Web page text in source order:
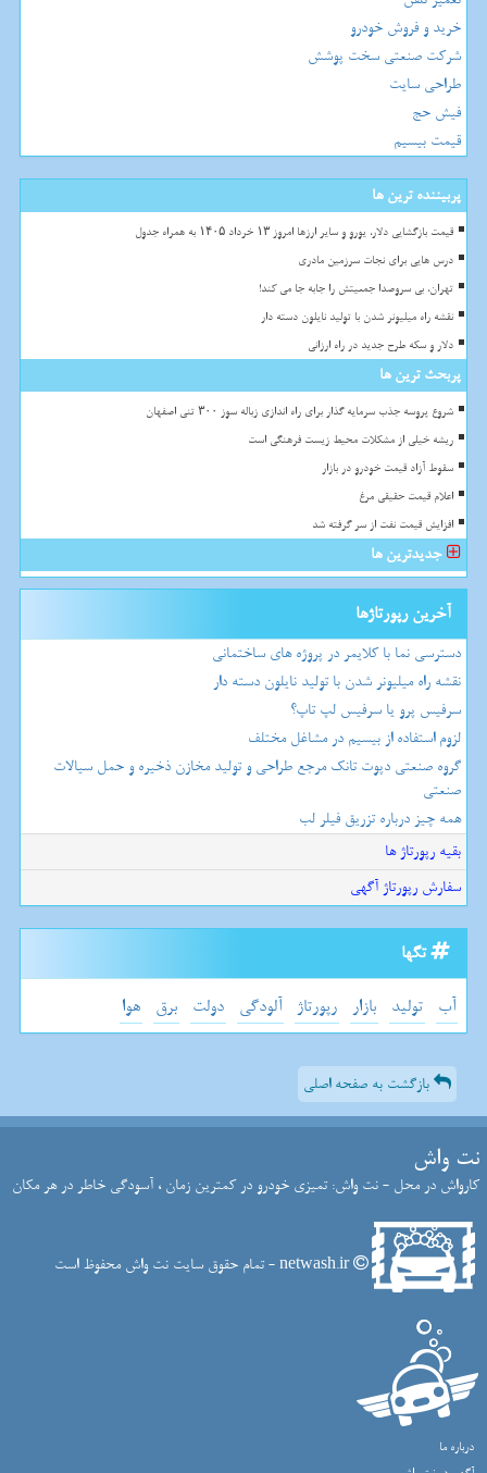
خرید و فروش خودرو
شرکت صنعتی سخت پوشش
طراحی سایت
فیش حج
قیمت بیسیم
پربیننده ترین ها
قیمت بازگشایی دلار، یورو و سایر ارزها امروز ۱۳ خرداد ۱۴۰۵ به همراه جدول
درس هایی برای نجات سرزمین مادری
تهران، بی سروصدا جمعیتش را جابه جا می کند!
نقشه راه میلیونر شدن با تولید نایلون دسته دار
دلار و سکه طرح جدید در راه ارزانی
پربحث ترین ها
شروع پروسه جذب سرمایه گذار برای راه اندازی زباله سوز ۳۰۰ تنی اصفهان
ریشه خیلی از مشکلات محیط زیست فرهنگی است
سقوط آزاد قیمت خودرو در بازار
اعلام قیمت حقیقی مرغ
افزایش قیمت نفت از سر گرفته شد
جدیدترین ها
آخرین رپورتاژها
دسترسی نما با کلایمر در پروژه های ساختمانی
نقشه راه میلیونر شدن با تولید نایلون دسته دار
سرفیس پرو یا سرفیس لپ تاپ؟
لزوم استفاده از بیسیم در مشاغل مختلف
گروه صنعتی دپوت تانک مرجع طراحی و تولید مخازن ذخیره و حمل سیالات
صنعتی
همه چیز درباره تزریق فیلر لب
بقیه رپورتاژ ها
سفارش رپورتاژ آگهی
تگها
آب تولید بازار رپورتاژ آلودگی دولت برق هوا
بازگشت به صفحه اصلی
نت واش
کارواش در محل - نت واش: تمیزی خودرو در کمترین زمان ، آسودگی خاطر در هر مکان
netwash.ir - تمام حقوق سایت نت واش محفوظ است
درباره ما